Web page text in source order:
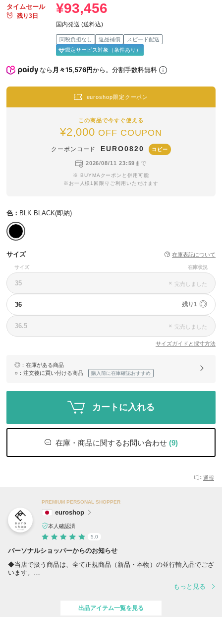
タイムセール
残り3日
¥93,456
国内発送 (送料込)
関税負担なし 返品補償
スピード配送
鑑定サービス対象（条件あり）
なら月々15,576円から。分割手数料無料
euroshop限定クーポン
この商品で今すぐ使える
¥2,000 OFF COUPON
クーポンコード EURO0820 コピー
2026/08/11 23:59 まで
※ BUYMAクーポンと併用可能
※お一人様1回限りご利用いただけます
色： BLK BLACK(即納)
サイズ 在庫表記について
サイズ 在庫状況
35 × 完売しました
36 残り1 ◎
36.5 × 完売しました
サイズガイドと採寸方法
◎ ：在庫がある商品
○ ：注文後に買い付ける商品 購入前に在庫確認おすすめ
カートに入れる
在庫・商品に関するお問い合わせ (9)
通報
PREMIUM PERSONAL SHOPPER
euroshop
本人確認済
5.0
パーソナルショッパーからのお知らせ
◆当店で扱う商品は、全て正規商品（新品・本物）の並行輸入品でござ
います。
AACDとは並行輸入品市場での、“偽造品”や“不正商品”の流通防止と排除
を目指して、1998年4月に発足した民間団体です。
もっと見る
出品アイテム一覧を見る